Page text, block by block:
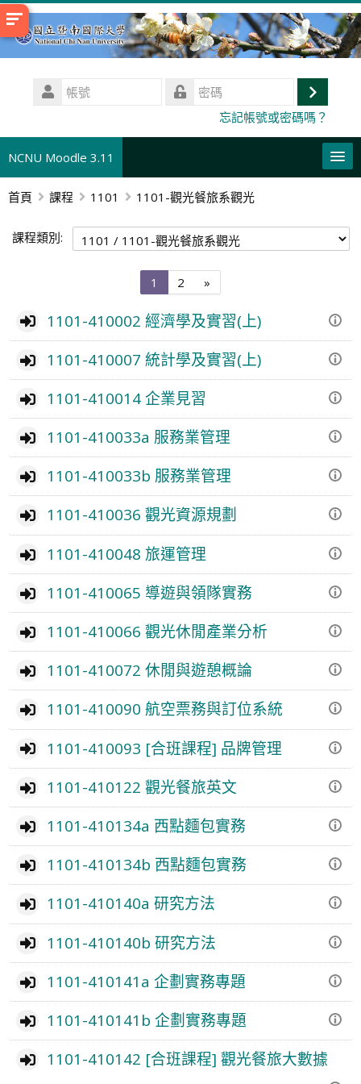
跳
至
號
登
忘記帳號或密碼嗎？
NCNU Moodle 3.11
正體中文 ‎(zh_tw)‎
搜
尋
程
送
首頁 課程 1101 1101-觀光餐旅系觀光
課程類別:
1
1
頁
2
2
頁
»
一
頁
1101-410002 經濟學及實習(上)
1101-410007 統計學及實習(上)
1101-410014 企業見習
1101-410033a 服務業管理
1101-410033b 服務業管理
1101-410036 觀光資源規劃
1101-410048 旅運管理
1101-410065 導遊與領隊實務
1101-410066 觀光休閒產業分析
1101-410072 休閒與遊憩概論
1101-410090 航空票務與訂位系統
1101-410093 [合班課程] 品牌管理
1101-410122 觀光餐旅英文
1101-410134a 西點麵包實務
1101-410134b 西點麵包實務
1101-410140a 研究方法
1101-410140b 研究方法
1101-410141a 企劃實務專題
1101-410141b 企劃實務專題
1101-410142 [合班課程] 觀光餐旅大數據